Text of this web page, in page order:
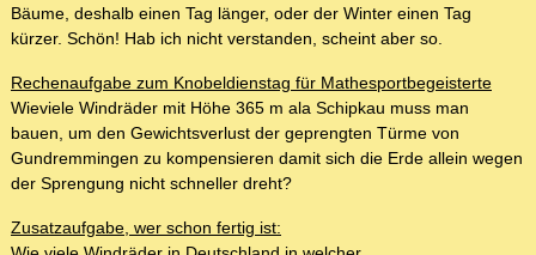
Bäume, deshalb einen Tag länger, oder der Winter einen Tag
kürzer. Schön! Hab ich nicht verstanden, scheint aber so.
Rechenaufgabe zum Knobeldienstag für Mathesportbegeisterte
Wieviele Windräder mit Höhe 365 m ala Schipkau muss man
bauen, um den Gewichtsverlust der geprengten Türme von
Gundremmingen zu kompensieren damit sich die Erde allein wegen
der Sprengung nicht schneller dreht?
Zusatzaufgabe, wer schon fertig ist: